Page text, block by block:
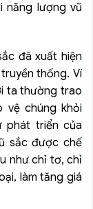
năng lượng vũ
đã xuất hiện
thống. Ví
ta thường trao
vệ chúng khỏi
phát triển của
sắc được chế
như chỉ tơ, chỉ
làm tăng giá